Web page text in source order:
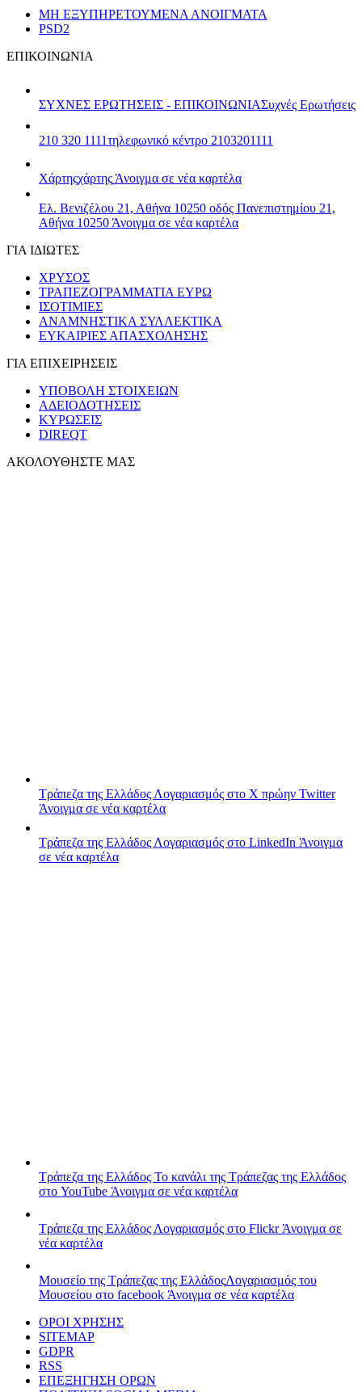
ΜΗ ΕΞΥΠΗΡΕΤΟΥΜΕΝΑ ΑΝΟΙΓΜΑΤΑ
PSD2
ΕΠΙΚΟΙΝΩΝΙΑ
ΣΥΧΝΕΣ ΕΡΩΤΗΣΕΙΣ - ΕΠΙΚΟΙΝΩΝΙΑΣυχνές Ερωτήσεις
210 320 1111τηλεφωνικό κέντρο 2103201111
Χάρτηςχάρτης Άνοιγμα σε νέα καρτέλα
Ελ. Βενιζέλου 21, Αθήνα 10250 οδός Πανεπιστημίου 21,
Αθήνα 10250 Άνοιγμα σε νέα καρτέλα
ΓΙΑ ΙΔΙΩΤΕΣ
ΧΡΥΣΟΣ
ΤΡΑΠΕΖΟΓΡΑΜΜΑΤΙΑ ΕΥΡΩ
ΙΣΟΤΙΜΙΕΣ
ΑΝΑΜΝΗΣΤΙΚΑ ΣΥΛΛΕΚΤΙΚΑ
ΕΥΚΑΙΡΙΕΣ ΑΠΑΣΧΟΛΗΣΗΣ
ΓΙΑ ΕΠΙΧΕΙΡΗΣΕΙΣ
ΥΠΟΒΟΛΗ ΣΤΟΙΧΕΙΩΝ
ΑΔΕΙΟΔΟΤΗΣΕΙΣ
ΚΥΡΩΣΕΙΣ
DIREQT
ΑΚΟΛΟΥΘΗΣΤΕ ΜΑΣ
Τράπεζα της Ελλάδος Λογαριασμός στο X πρώην Twitter
Άνοιγμα σε νέα καρτέλα
Τράπεζα της Ελλάδος Λογαριασμός στο LinkedIn Άνοιγμα
σε νέα καρτέλα
Τράπεζα της Ελλάδος Το κανάλι της Τράπεζας της Ελλάδος
στο YouTube Άνοιγμα σε νέα καρτέλα
Τράπεζα της Ελλάδος Λογαριασμός στο FlickrΆνοιγμα σε
νέα καρτέλα
Μουσείο της Τράπεζας της ΕλλάδοςΛογαριασμός του
Μουσείου στο facebook Άνοιγμα σε νέα καρτέλα
ΟΡΟΙ ΧΡΗΣΗΣ
SITEMAP
GDPR
RSS
ΕΠΕΞΗΓΗΣΗ ΟΡΩΝ